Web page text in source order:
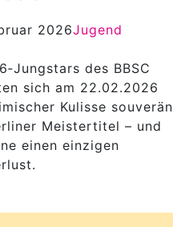
2026Jugend
des BBSC
sich am 22.02.2026
Kulisse souverän
Meistertitel – und
einen einzigen